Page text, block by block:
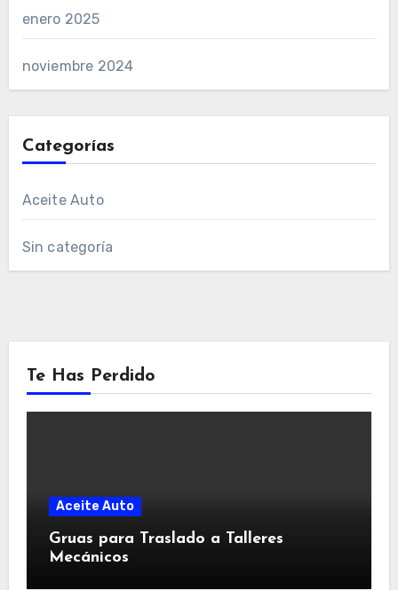
enero 2025
noviembre 2024
Categorías
Aceite Auto
Sin categoría
Te Has Perdido
Aceite Auto
Gruas para Traslado a Talleres
Mecánicos